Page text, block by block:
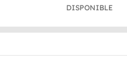
DISPONIBLE